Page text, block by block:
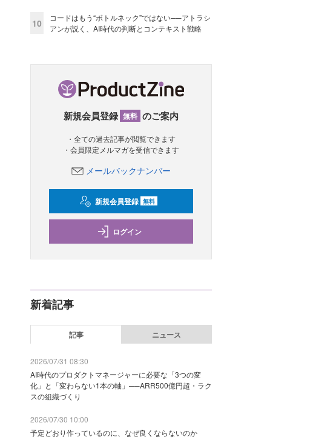
10
コードはもう“ボトルネック”ではない──アトラシ
アンが説く、AI時代の判断とコンテキスト戦略
新規会員登録 無料 のご案内
・全ての過去記事が閲覧できます
・会員限定メルマガを受信できます
メールバックナンバー
新規会員登録 無料
ログイン
新着記事
記事 ニュース
2026/07/31 08:30
AI時代のプロダクトマネージャーに必要な「3つの変
化」と「変わらない1本の軸」──ARR500億円超・ラク
スの組織づくり
2026/07/30 10:00
予定どおり作っているのに、なぜ良くならないのか